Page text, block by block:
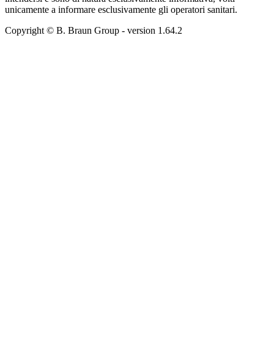
unicamente a informare esclusivamente gli operatori sanitari.
Copyright © B. Braun Group - version 1.64.2